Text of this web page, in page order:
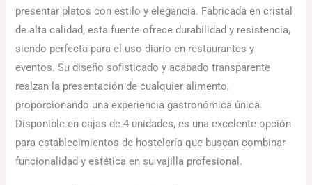
presentar platos con estilo y elegancia. Fabricada en cristal
de alta calidad, esta fuente ofrece durabilidad y resistencia,
siendo perfecta para el uso diario en restaurantes y
eventos. Su diseño sofisticado y acabado transparente
realzan la presentación de cualquier alimento,
proporcionando una experiencia gastronómica única.
Disponible en cajas de 4 unidades, es una excelente opción
para establecimientos de hostelería que buscan combinar
funcionalidad y estética en su vajilla profesional.